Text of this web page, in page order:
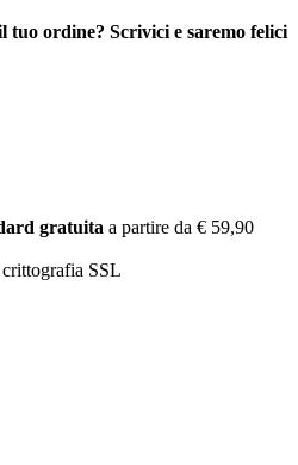
tuo ordine? Scrivici e saremo felici
gratuita a partire da € 59,90
SSL